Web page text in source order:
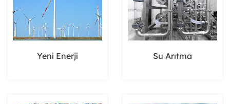
Yeni Enerji Su Arıtma